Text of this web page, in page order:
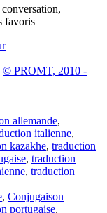
favoris
© PROMT, 2010 -
allemande,
italienne,
kazakhe, traduction
, traduction
, traduction
, Conjugaison
portugaise,